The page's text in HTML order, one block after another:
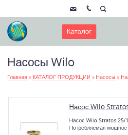
Каталог
Насосы Wilo
Главная » КАТАЛОГ ПРОДУКЦИИ » Насосы »
Насос Wilo
Насос Wilo Stratos 25/
Потребляемая